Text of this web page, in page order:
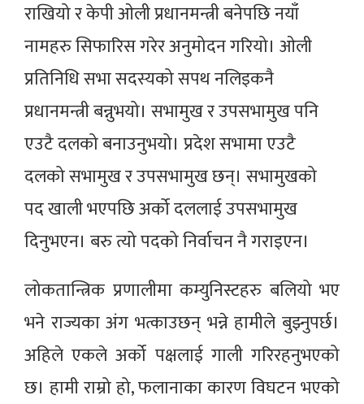
राखियो र केपी ओली प्रधानमन्त्री बनेपछि नयाँ
नामहरु सिफारिस गरेर अनुमोदन गरियो। ओली
प्रतिनिधि सभा सदस्यको सपथ नलिइकनै
प्रधानमन्त्री बन्नुभयो। सभामुख र उपसभामुख पनि
एउटै दलको बनाउनुभयो। प्रदेश सभामा एउटै
दलको सभामुख र उपसभामुख छन्। सभामुखको
पद खाली भएपछि अर्को दललाई उपसभामुख
दिनुभएन। बरु त्यो पदको निर्वाचन नै गराइएन।
लोकतान्त्रिक प्रणालीमा कम्युनिस्टहरु बलियो भए
भने राज्यका अंग भत्काउछन् भन्ने हामीले बुझ्नुपर्छ।
अहिले एकले अर्को पक्षलाई गाली गरिरहनुभएको
छ। हामी राम्रो हो, फलानाका कारण विघटन भएको